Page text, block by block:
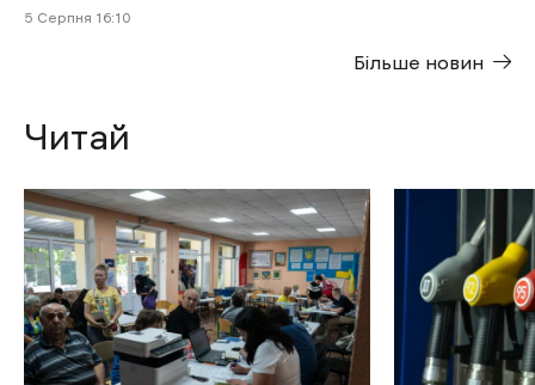
5 Cерпня 16:10
Більше новин
Читай